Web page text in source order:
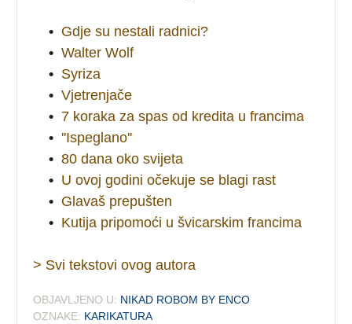
• Gdje su nestali radnici?
• Walter Wolf
• Syriza
• Vjetrenjače
• 7 koraka za spas od kredita u francima
• ''Ispeglano''
• 80 dana oko svijeta
• U ovoj godini očekuje se blagi rast
• Glavaš prepušten
• Kutija pripomoći u švicarskim francima
> Svi tekstovi ovog autora
OBJAVLJENO U: NIKAD ROBOM BY ENCO
OZNAKE: KARIKATURA